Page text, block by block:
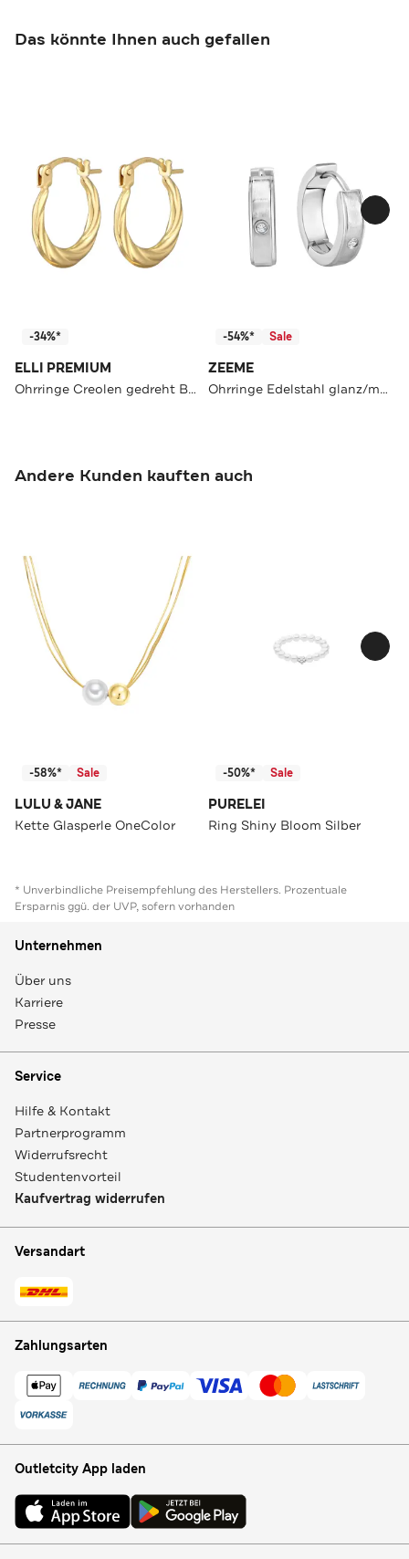
Das könnte Ihnen auch gefallen
-34%*
ELLI PREMIUM
Ohrringe Creolen gedreht Bügelverschluß 375er Gelbgold Gold
-54%* Sale
ZEEME
Ohrringe Edelstahl glanz/matt mit weißem Zirkonia grau
Andere Kunden kauften auch
-58%* Sale
LULU & JANE
Kette Glasperle OneColor
-50%* Sale
PURELEI
Ring Shiny Bloom Silber
* Unverbindliche Preisempfehlung des Herstellers. Prozentuale
Ersparnis ggü. der UVP, sofern vorhanden
Unternehmen
Über uns
Karriere
Presse
Service
Hilfe & Kontakt
Partnerprogramm
Widerrufsrecht
Studentenvorteil
Kaufvertrag widerrufen
Versandart
Zahlungsarten
Outletcity App laden